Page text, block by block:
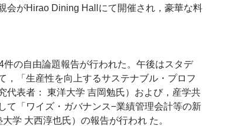
会がHirao Dining Hallにて開催され，豪華な料
の自由論題報告が行われた。午後はスタデ
，「生産性を向上するサステナブル・プロフ
代表者： 東洋大学 吉岡勉氏）および，産学共
て「ワイズ・ガバナンス−業績管理会計等の新
学 大西淳也氏）の報告が行われ た。